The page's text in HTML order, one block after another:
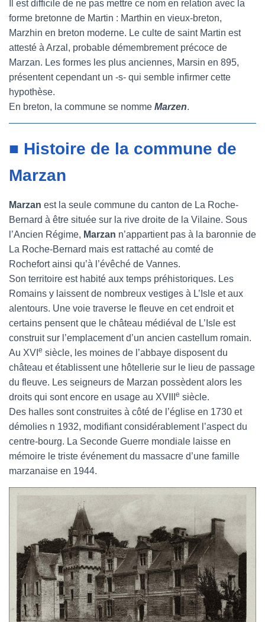
Il est difficile de ne pas mettre ce nom en relation avec la
forme bretonne de Martin : Marthin en vieux-breton,
Marzhin en breton moderne. Le culte de saint Martin est
attesté à Arzal, probable démembrement précoce de
Marzan. Les formes les plus anciennes, Marsin en 895,
présentent cependant un -s- qui semble infirmer cette
hypothèse.
En breton, la commune se nomme Marzen.
■ Histoire de la commune de
Marzan
Marzan est la seule commune du canton de La Roche-
Bernard à être située sur la rive droite de la Vilaine. Sous
l’Ancien Régime, Marzan n’appartient pas à la baronnie de
La Roche-Bernard mais est rattaché au comté de
Rochefort ainsi qu’à l’évêché de Vannes.
Son territoire est habité aux temps préhistoriques. Les
Romains y laissent de nombreux vestiges à L’Isle et aux
alentours. Une voie traverse le fleuve en cet endroit et
certains pensent que le château médiéval de L’Isle est
construit sur l’emplacement d’un ancien castellum romain.
Au XVI e siècle, les moines de l’abbaye disposent du
château et établissent une hôtellerie sur le lieu de passage
du fleuve. Les seigneurs de Marzan possèdent alors les
droits qui sont encore en usage au XVIII
e siècle.
Des halles sont construites à côté de l’église en 1730 et
démolies n 1932, modifiant considérablement l’aspect du
centre-bourg. La Seconde Guerre mondiale laisse en
mémoire le triste événement du massacre d’une famille
marzanaise en 1944.